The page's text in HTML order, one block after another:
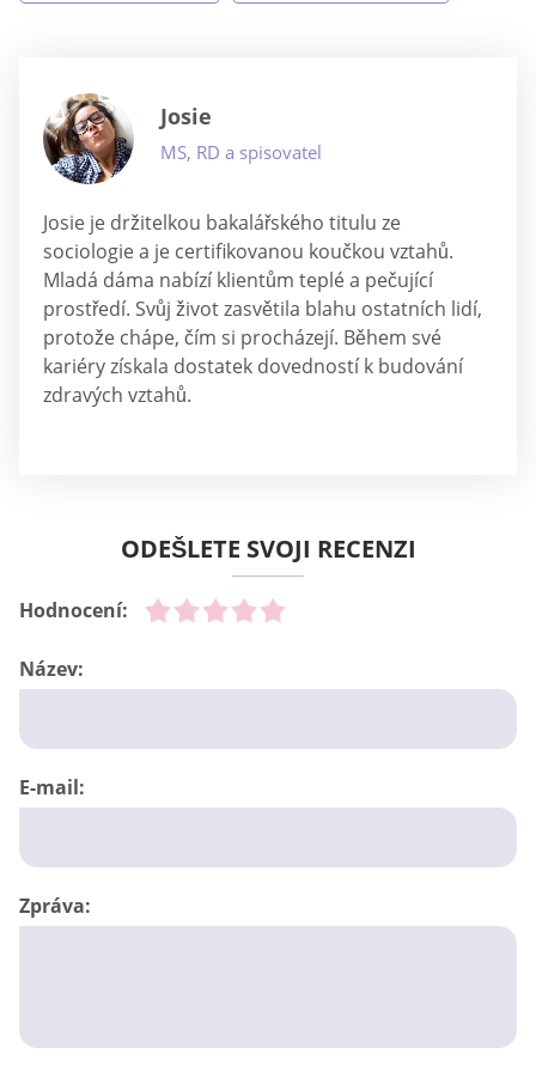
Josie
MS, RD a spisovatel
Josie je držitelkou bakalářského titulu ze
sociologie a je certifikovanou koučkou vztahů.
Mladá dáma nabízí klientům teplé a pečující
prostředí. Svůj život zasvětila blahu ostatních lidí,
protože chápe, čím si procházejí. Během své
kariéry získala dostatek dovedností k budování
zdravých vztahů.
ODEŠLETE SVOJI RECENZI
Hodnocení:
Název:
E-mail:
Zpráva: